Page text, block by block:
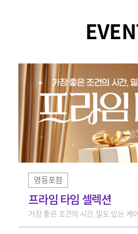
영등포점
프라임 타임 셀렉션
가장 좋은 조건의 시간, 밀도 있는 케